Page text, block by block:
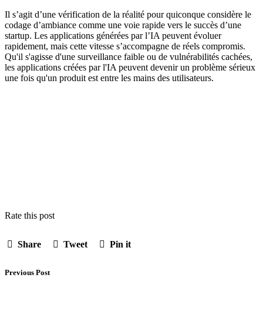
Il s’agit d’une vérification de la réalité pour quiconque considère le
codage d’ambiance comme une voie rapide vers le succès d’une
startup. Les applications générées par l’IA peuvent évoluer
rapidement, mais cette vitesse s’accompagne de réels compromis.
Qu'il s'agisse d'une surveillance faible ou de vulnérabilités cachées,
les applications créées par l'IA peuvent devenir un problème sérieux
une fois qu'un produit est entre les mains des utilisateurs.
Rate this post
Share Tweet Pin it
Previous Post